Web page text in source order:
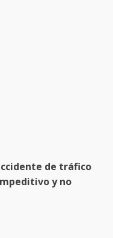
de tráfico
y no